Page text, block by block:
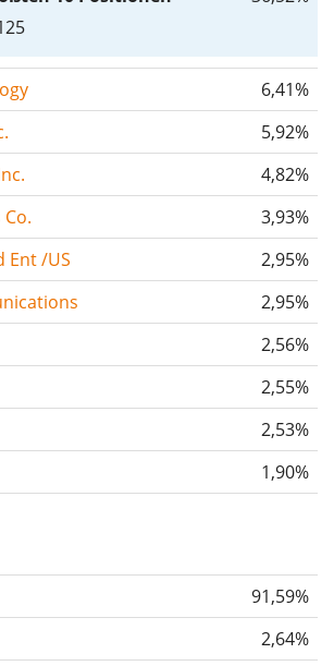
6,41%
5,92%
4,82%
3,93%
Ent /US
2,95%
2,95%
2,56%
2,55%
2,53%
1,90%
91,59%
2,64%